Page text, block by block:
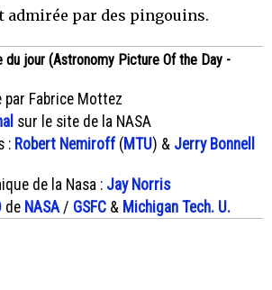
admirée par des pingouins.
du jour (Astronomy Picture Of the Day -
Fabrice Mottez
sur le site de la NASA
: Robert Nemiroff(MTU) & Jerry Bonnell
de la Nasa : Jay Norris
de NASA / GSFC & Michigan Tech. U.